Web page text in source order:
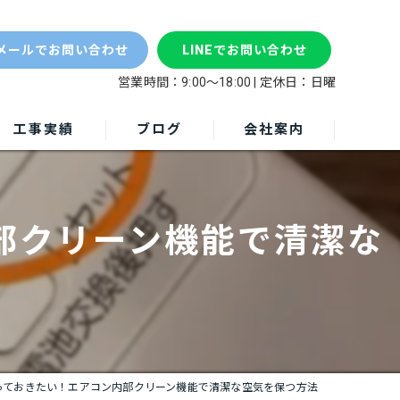
ールでお問い合わせ LINEでお問い合わせ
営業時間：9:00～18:00 | 定休日：日曜
工事実績 ブログ 会社案内
クリーン機能で清潔な
おきたい！エアコン内部クリーン機能で清潔な空気を保つ方法